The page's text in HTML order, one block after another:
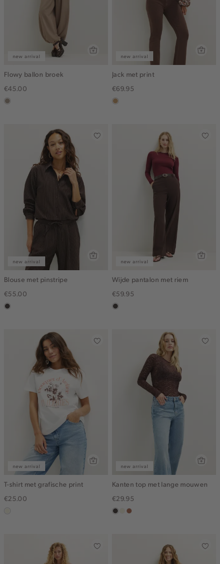
new arrival
Flowy ballon broek
€45.00
taupe,
new arrival
Jack met print
€69.95
camel
new arrival
Blouse met pinstripe
€55.00
choco
new arrival
Wijde pantalon met riem
€59.95
choco
new arrival
T-shirt met grafische print
€25.00
new arrival
Kanten top met lange mouwen
€29.95
choco
ecruterracotta